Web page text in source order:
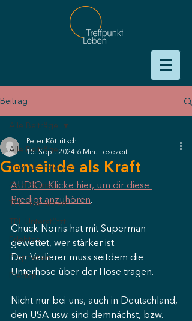
Beitrag
Alle Beiträge
Zum Nachdenken
God Stories
TPL Proklamiert
TPL Unterstützt
Erlebtes
Prophetien
Predigt
Alle Beiträge
Gemeinde als Kraft
Peter Köttritsch
15. Sept. 2024 6 Min. Lesezeit
AUDIO: Klicke hier, um dir diese
Predigt anzuhören.
Chuck Norris hat mit Superman
gewettet, wer stärker ist.
Der Verlierer muss seitdem die
Unterhose über der Hose tragen.
Nicht nur bei uns, auch in Deutschland,
den USA usw. sind demnächst, bzw.